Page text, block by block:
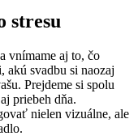
stresu
vnímame aj to, čo
akú svadbu si naozaj
Prejdeme si spolu
priebeh dňa.
nielen vizuálne, ale